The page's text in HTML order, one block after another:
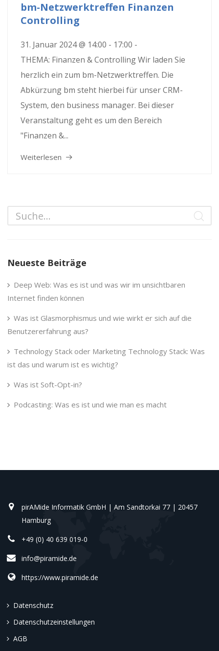
bm-Netzwerktreffen Finanzen
Controlling
31. Januar 2024 @ 14:00 - 17:00 -
THEMA: Finanzen & Controlling Wir laden Sie
herzlich ein zum bm-Netzwerktreffen. Die
Abkürzung bm steht hierbei für unser CRM-
System, den business manager. Bei dieser
Veranstaltung geht es um den Bereich
"Finanzen &...
Weiterlesen
Neueste Beiträge
Deep Web: Was es ist und was wir im unsichtbaren
Internet finden können
Was ist Glasmorphismus und wie wirkt er sich auf die
Benutzererfahrung aus?
Technology Stack oder Marketing Technology Stack: Was
ist das und warum ist es wichtig?
Was ist Soft-Opt-in?
Podcasting: Was es ist und wie man es macht
pirAMide Informatik GmbH | Am Sandtorkai 77 | 20457
Hamburg
+49 (0) 40 639 019-0
info@piramide.de
https://www.piramide.de
Datenschutz
Datenschutzeinstellungen
AGB